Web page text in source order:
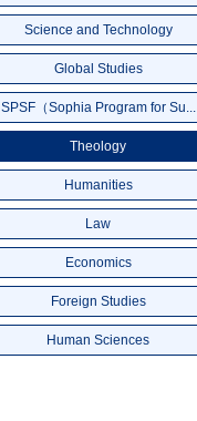
Science and Technology
Global Studies
SPSF（Sophia Program for Su...
Theology
Humanities
Law
Economics
Foreign Studies
Human Sciences